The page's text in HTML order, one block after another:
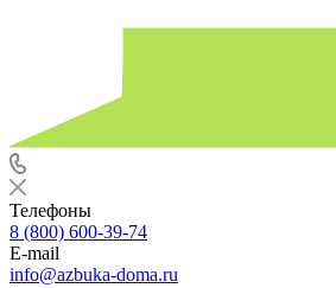
Телефоны
8 (800) 600-39-74
E-mail
info@azbuka-doma.ru